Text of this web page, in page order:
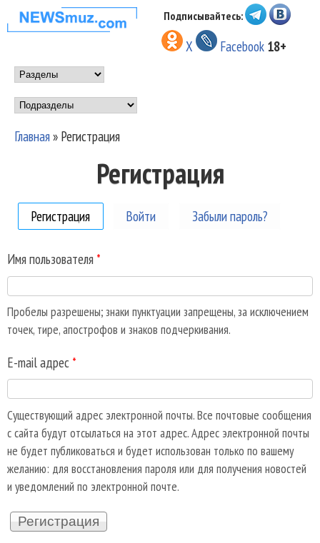
Перейти к основному
содержанию
НОВОСТИ
МУЗЫКИ И
ШОУ БИЗНЕСА
NEWSMUZ.COM
Подписывайтесь:
X Facebook 18+
Main menu
Подразделы
Главная» Регистрация
Регистрация
Регистрация (активная вкладка)
Войти Забыли пароль?
Имя пользователя *
Пробелы разрешены; знаки пунктуации запрещены, за исключением
точек, тире, апострофов и знаков подчеркивания.
E-mail адрес *
Существующий адрес электронной почты. Все почтовые сообщения
с сайта будут отсылаться на этот адрес. Адрес электронной почты
не будет публиковаться и будет использован только по вашему
желанию: для восстановления пароля или для получения новостей
и уведомлений по электронной почте.